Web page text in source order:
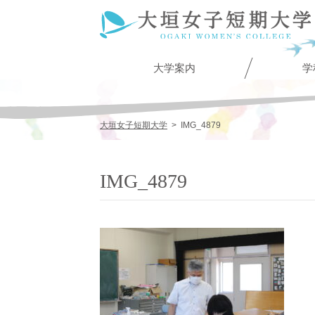
大学案内 学
大垣女子短期大学 > IMG_4879
IMG_4879